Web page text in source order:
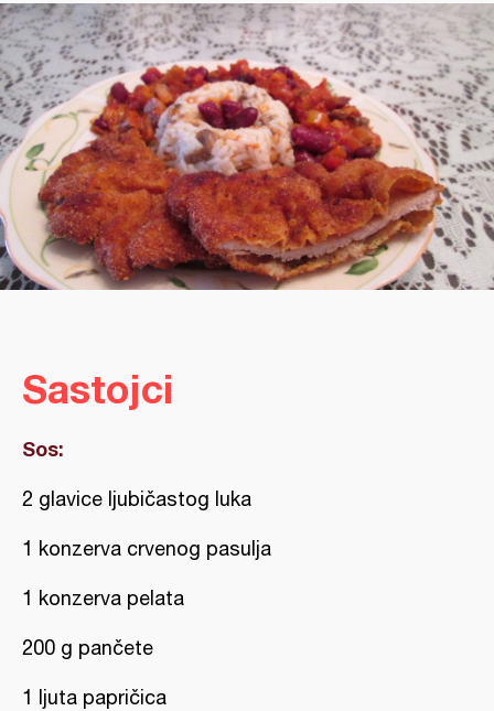
Sastojci
Sos:
2 glavice ljubičastog luka
1 konzerva crvenog pasulja
1 konzerva pelata
200 g pančete
1 ljuta papričica